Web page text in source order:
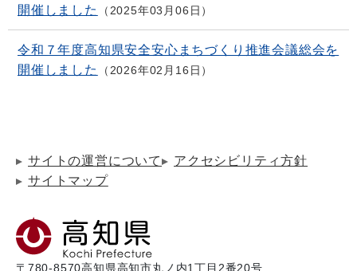
開催しました
2025年03月06日
令和７年度高知県安全安心まちづくり推進会議総会を
開催しました
2026年02月16日
サイトの運営について
アクセシビリティ方針
サイトマップ
〒780-8570高知県高知市丸ノ内1丁目2番20号